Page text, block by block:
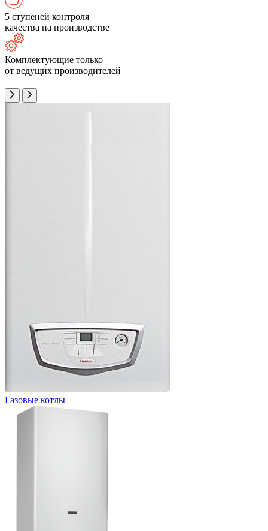
5 ступеней контроля
качества на производстве
Комплектующие только
от ведущих производителей
Газовые котлы